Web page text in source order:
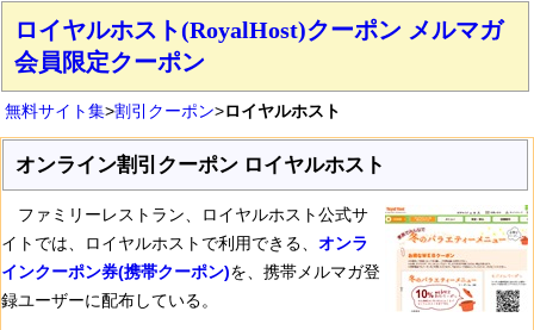
ロイヤルホスト(RoyalHost)クーポン メルマガ
会員限定クーポン
無料サイト集>割引クーポン>ロイヤルホスト
オンライン割引クーポン ロイヤルホスト
ファミリーレストラン、ロイヤルホスト公式サ
イトでは、ロイヤルホストで利用できる、 オンラ
インクーポン券(携帯クーポン)を、携帯メルマガ登
録ユーザーに配布している。